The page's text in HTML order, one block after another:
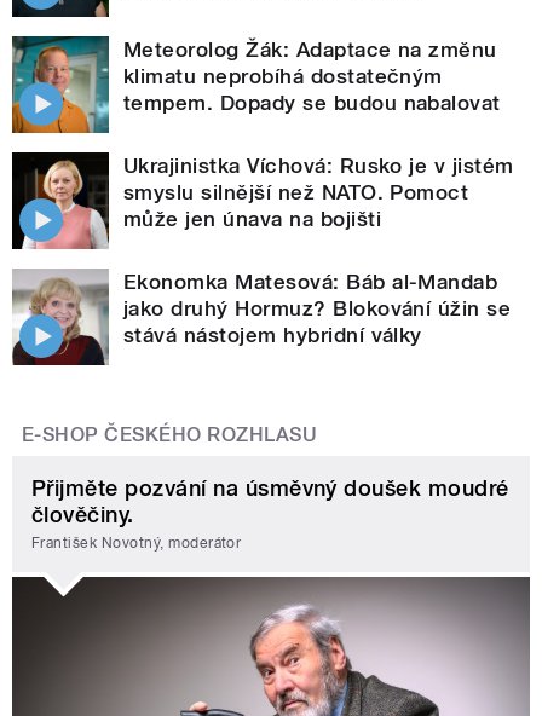
Meteorolog Žák: Adaptace na změnu
klimatu neprobíhá dostatečným
tempem. Dopady se budou nabalovat
Ukrajinistka Víchová: Rusko je v jistém
smyslu silnější než NATO. Pomoct
může jen únava na bojišti
Ekonomka Matesová: Báb al-Mandab
jako druhý Hormuz? Blokování úžin se
stává nástojem hybridní války
E-SHOP ČESKÉHO ROZHLASU
Přijměte pozvání na úsměvný doušek moudré
člověčiny.
František Novotný, moderátor